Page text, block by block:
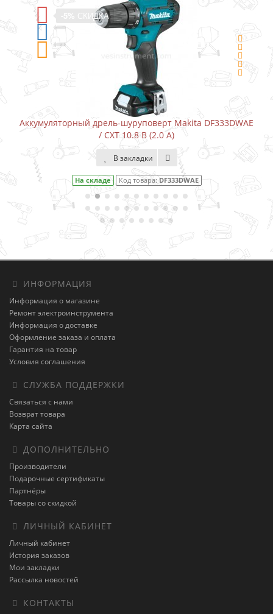
СКИДКА
Аккумуляторный дрель-шуруповерт Makita DF333DWAE
/ CXT 10.8 В (2.0 А)
В закладки
На складе Код товара: DF333DWAE
ИНФОРМАЦИЯ
Информация о магазине
Ремонт электроинструмента
Информация о доставке
Оформление заказа и оплата
Гарантия на товар
Условия соглашения
СЛУЖБА ПОДДЕРЖКИ
Связаться с нами
Возврат товара
Карта сайта
ДОПОЛНИТЕЛЬНО
Производители
Подарочные сертификаты
Партнёры
Товары со скидкой
ЛИЧНЫЙ КАБИНЕТ
Личный кабинет
История заказов
Мои закладки
Рассылка новостей
КОНТАКТЫ